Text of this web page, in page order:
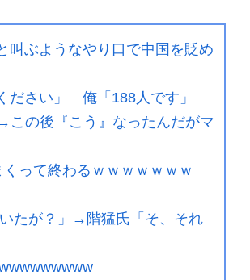
叫ぶようなやり口で中国を貶め
ください」 俺「188人です」
の後『こう』なったんだがマ
って終わるｗｗｗｗｗｗｗ
たが？」→階猛氏「そ、それ